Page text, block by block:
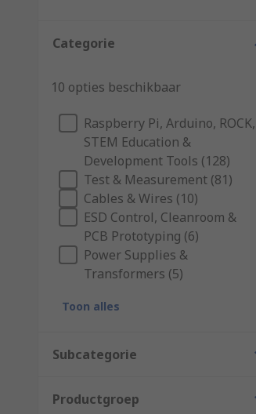
Categorie
10 opties beschikbaar
Raspberry Pi, Arduino, ROCK,
STEM Education &
Development Tools (128)
Test & Measurement (81)
Cables & Wires (10)
ESD Control, Cleanroom &
PCB Prototyping (6)
Power Supplies &
Transformers (5)
Toon alles
Subcategorie
Productgroep